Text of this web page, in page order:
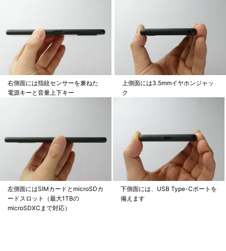
右側面には指紋センサーを兼ねた
電源キーと音量上下キー
上側面には3.5mmイヤホンジャッ
ク
左側面にはSIMカードとmicroSDカ
ードスロット（最大1TBの
microSDXCまで対応）
下側面には、USB Type-Cポートを
備えます